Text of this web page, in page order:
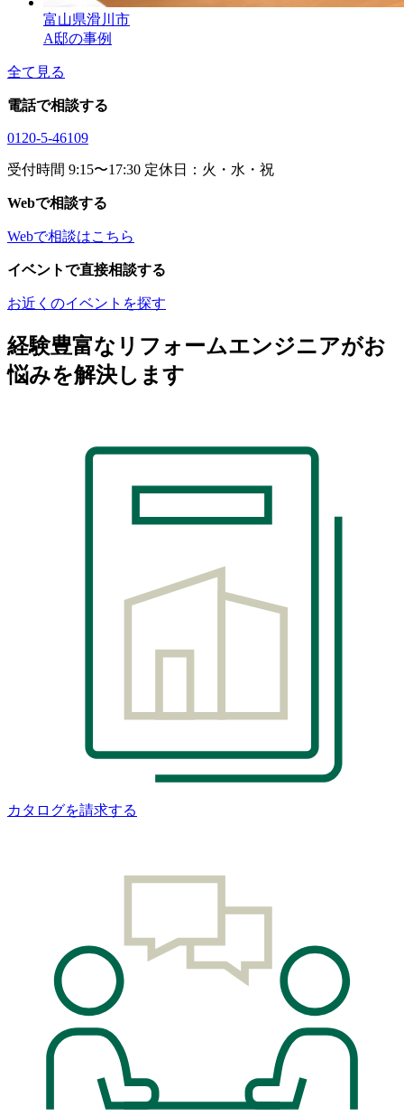
富山県滑川市
A邸の事例
全て見る
電話で相談する
0120-5-46109
受付時間 9:15〜17:30 定休日：火・水・祝
Webで相談する
Webで相談はこちら
イベントで直接相談する
お近くのイベントを探す
経験豊富なリフォームエンジニアがお
悩みを解決します
カタログを請求する